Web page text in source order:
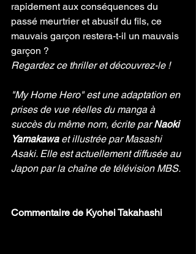
rapidement aux conséquences du
passé meurtrier et abusif du fils, ce
mauvais garçon restera-t-il un mauvais
garçon ?
Regardez ce thriller et découvrez-le !
"My Home Hero" est une adaptation en
prises de vue réelles du manga à
succès du même nom, écrite par Naoki
Yamakawa et illustrée par Masashi
Asaki. Elle est actuellement diffusée au
Japon par la chaîne de télévision MBS.
Commentaire de Kyohei Takahashi